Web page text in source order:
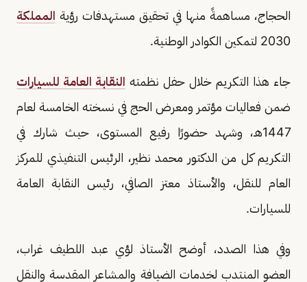
الحجاج، مساهمةً منها في تحقيق مستهدفات رؤية المملكة
2030 لتمكين الكوادر الوطنية.
جاء هذا التكريم خلال حفل نظمته النقابة العامة للسيارات
ضمن فعاليات مؤتمر ومعرض الحج في نسخته الخامسة لعام
1447هـ، وشهد حضورًا رفيع المستوى، حيث شارك في
التكريم كل من الدكتور محمد نظير، الرئيس التنفيذي للمركز
العام للنقل، والأستاذ معتز الصافي، رئيس النقابة العامة
للسيارات.
وفي هذا الصدد، أوضح الأستاذ لؤي عبد اللطيف غراب،
العضو المنتدب لخدمات الضيافة والمشاعر المقدسة والنقل